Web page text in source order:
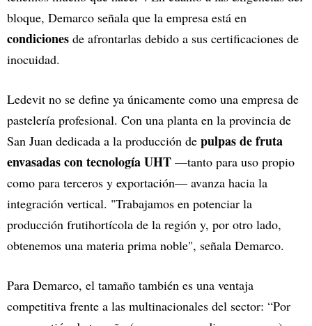
bloque, Demarco señala que la empresa está en
condiciones de afrontarlas debido a sus certificaciones de
inocuidad.
Ledevit no se define ya únicamente como una empresa de
pastelería profesional. Con una planta en la provincia de
San Juan dedicada a la producción de pulpas de fruta
envasadas con tecnología UHT —tanto para uso propio
como para terceros y exportación— avanza hacia la
integración vertical. "Trabajamos en potenciar la
producción frutihortícola de la región y, por otro lado,
obtenemos una materia prima noble", señala Demarco.
Para Demarco, el tamaño también es una ventaja
competitiva frente a las multinacionales del sector: “Por